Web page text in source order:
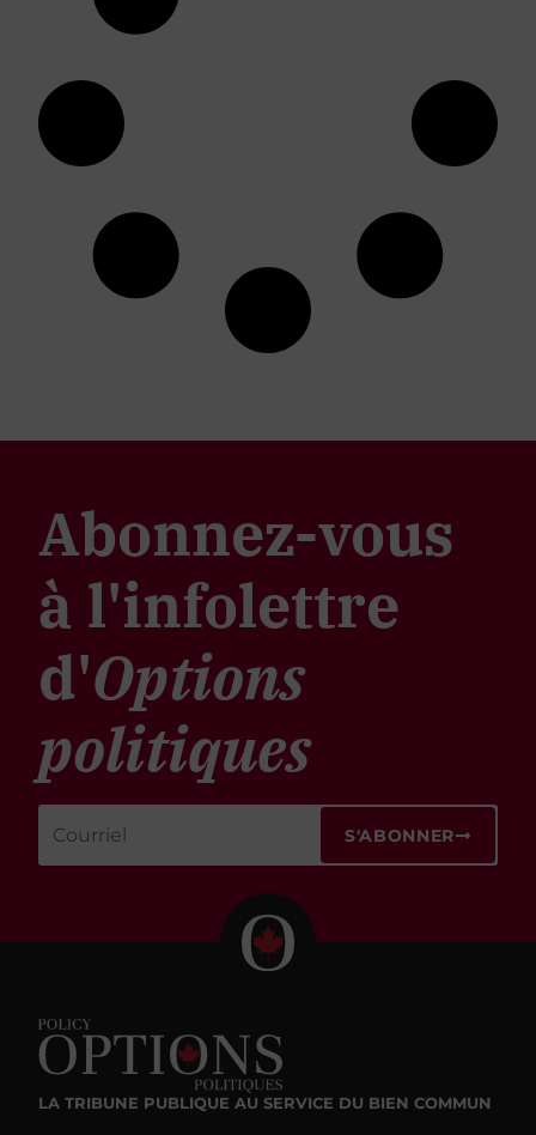
Abonnez-vous
à l'infolettre
d'Options
politiques
S'ABONNER
LA TRIBUNE PUBLIQUE AU SERVICE DU BIEN COMMUN